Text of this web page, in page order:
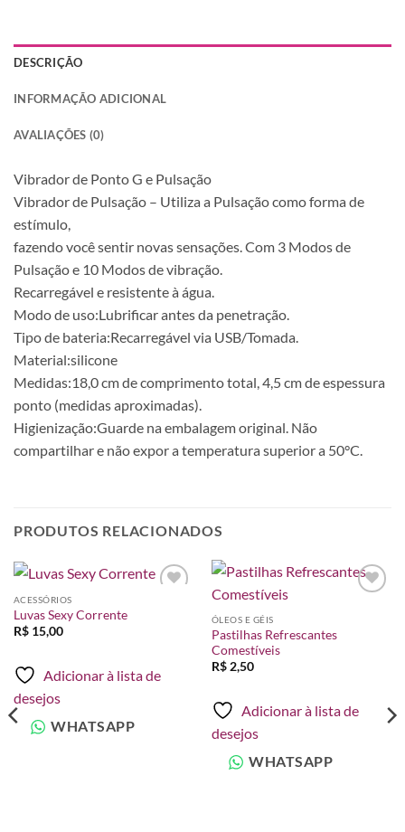
DESCRIÇÃO
INFORMAÇÃO ADICIONAL
AVALIAÇÕES (0)
Vibrador de Ponto G e Pulsação
Vibrador de Pulsação – Utiliza a Pulsação como forma de
estímulo,
fazendo você sentir novas sensações. Com 3 Modos de
Pulsação e 10 Modos de vibração.
Recarregável e resistente à água.
Modo de uso:Lubrificar antes da penetração.
Tipo de bateria:Recarregável via USB/Tomada.
Material:silicone
Medidas:18,0 cm de comprimento total, 4,5 cm de espessura
ponto (medidas aproximadas).
Higienização:Guarde na embalagem original. Não
compartilhar e não expor a temperatura superior a 50°C.
PRODUTOS RELACIONADOS
ACESSÓRIOS
Luvas Sexy Corrente
R$15,00
Adicionar à lista de
desejos
WHATSAPP
ÓLEOS E GÉIS
Pastilhas Refrescantes
Comestíveis
R$2,50
Adicionar à lista de
desejos
WHATSAPP